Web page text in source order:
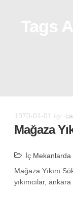
1970-01-01 by
Mağaza
İç Mekanlarda
Mağaza Yıkım
yıkımcılar,